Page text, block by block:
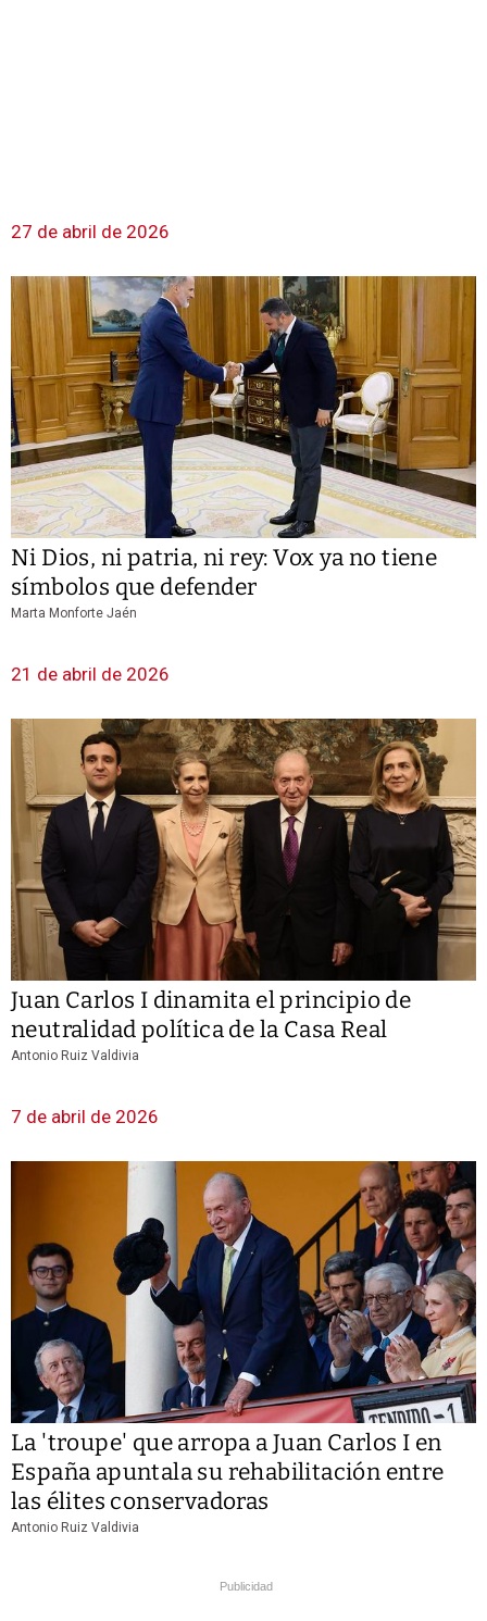
27 de abril de 2026
Ni Dios, ni patria, ni rey: Vox ya no tiene
símbolos que defender
Marta Monforte Jaén
21 de abril de 2026
Juan Carlos I dinamita el principio de
neutralidad política de la Casa Real
Antonio Ruiz Valdivia
7 de abril de 2026
La 'troupe' que arropa a Juan Carlos I en
España apuntala su rehabilitación entre
las élites conservadoras
Antonio Ruiz Valdivia
Publicidad